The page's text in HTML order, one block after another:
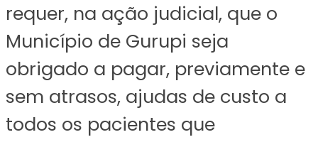
requer, na ação judicial, que o
Município de Gurupi seja
obrigado a pagar, previamente e
sem atrasos, ajudas de custo a
todos os pacientes que